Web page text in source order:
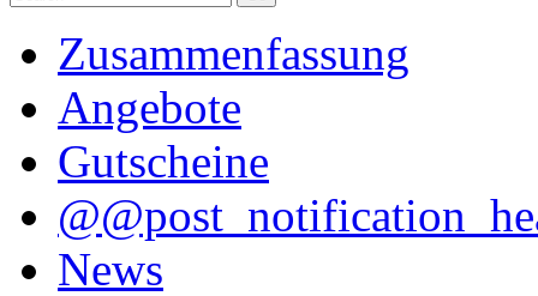
Zusammenfassung
Angebote
Gutscheine
News